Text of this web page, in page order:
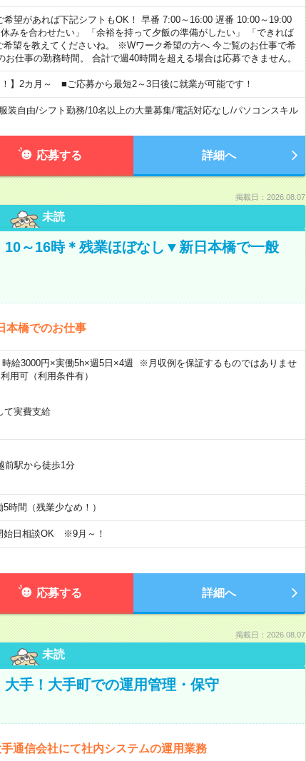
望があれば下記シフトもOK！ 早番 7:00～16:00 遅番 10:00～19:00
みを合わせたい」 「余裕を持って夕飯の準備がしたい」 「できれば
希望を教えてくださいね。 ※Wワーク希望の方へ 今ご覧のお仕事で希
仕事の勤務時間。 合計で週40時間を超える場合は応募できません。
！】2カ月～ ■ご応募から最短2～3日後に就業が可能です！
装自由/シフト勤務/10名以上の大量募集/電話対応なし/パソコンスキル
応募する 詳細へ
掲載日：2026.08.07
未読
10～16時＊残業ほぼなし▼新日本橋で一般
本橋でのお仕事
給3000円×実働5h×週5日×4週 ※月収例を保証するものではありませ
用可（利用条件有）
て実費支給
前駅から徒歩1分
時間（残業少なめ！）
日相談OK ※9月～！
応募する 詳細へ
掲載日：2026.08.07
未読
大手！大手町での運用管理・保守
通信会社にて社内システムの運用業務